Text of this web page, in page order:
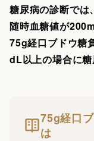
糖尿病の診断では
随時血糖値が
75g経口ブドウ糖
dL以上の場合に
75g経口
は